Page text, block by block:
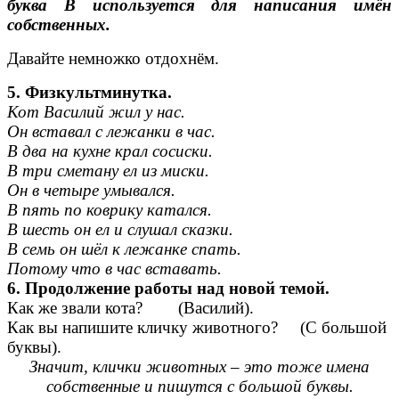
буква В используется для написания имён
собственных.
Давайте немножко отдохнём.
5. Физкультминутка.
Кот Василий жил у нас.
Он вставал с лежанки в час.
В два на кухне крал сосиски.
В три сметану ел из миски.
Он в четыре умывался.
В пять по коврику катался.
В шесть он ел и слушал сказки.
В семь он шёл к лежанке спать.
Потому что в час вставать.
6. Продолжение работы над новой темой.
Как же звали кота? (Василий).
Как вы напишите кличку животного? (С большой
буквы).
Значит, клички животных – это тоже имена
собственные и пишутся с большой буквы.